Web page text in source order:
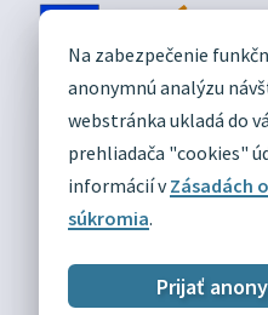
Na zabezpečenie
anonymnú analýzu
webstránka ukladá do
prehliadača "cookies"
informácií vZásadách
súkromia.
Prijať
DIVÍN
OFICIÁLNE
Technický prevádzkovateľ:
Správca obsahu:Obec Divín
Posledná aktualizácia:
Mapa
Zásady ochrany osobných